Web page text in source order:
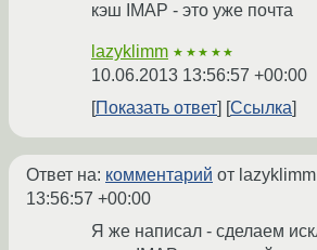
кэш IMAP - это уже почта
lazyklimm ★★★★★
10.06.2013 13:56:57 +00:00
Показать ответ
Ссылка
Ответ на: комментарий от lazyklimm
13:56:57 +00:00
Я же написал - сделаем